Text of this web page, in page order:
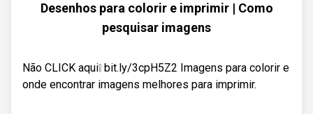
Desenhos para colorir e imprimir | Como
pesquisar imagens
Não CLICK aqui❕ bit.ly/3cpH5Z2 Imagens para colorir e
onde encontrar imagens melhores para imprimir.